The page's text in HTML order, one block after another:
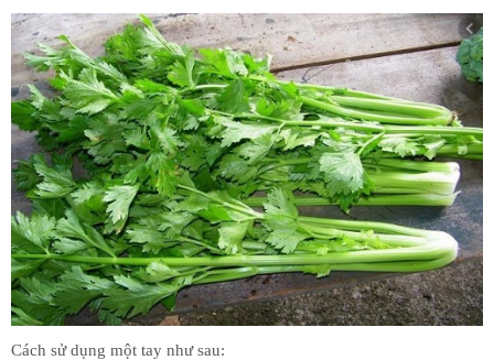
Cách sử dụng một tay như sau: